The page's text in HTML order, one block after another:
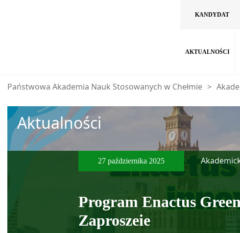
KANDYDAT
AKTUALNOŚCI
Państwowa Akademia Nauk Stosowanych w Chełmie >
Aktualności
27 października 2025
Program Enactus
Zaproszeie